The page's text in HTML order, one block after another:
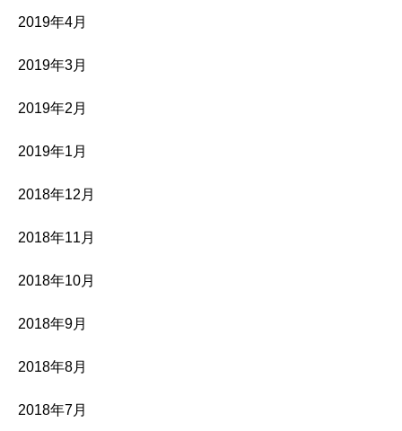
2019年4月
2019年3月
2019年2月
2019年1月
2018年12月
2018年11月
2018年10月
2018年9月
2018年8月
2018年7月